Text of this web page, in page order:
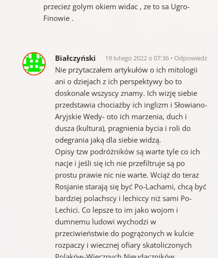
przeciez golym okiem widac , ze to sa Ugro-
Finowie .
Białczyński 19 lutego 2022 o 07:36 Odpowiedz
Nie przytaczałem artykułów o ich mitologii
ani o dziejach z ich perspektywy bo to
doskonale wszyscy znamy. Ich wizję siebie
przedstawia chociażby ich inglizm i Słowiano-
Aryjskie Wedy- oto ich marzenia, duch i
dusza (kultura), pragnienia bycia i roli do
odegrania jaką dla siebie widzą.
Opisy tzw podróżników są warte tyle co ich
nacje i jeśli się ich nie przefiltruje są po
prostu prawie nic nie warte. Wciąż do teraz
Rosjanie starają się być Po-Lachami, chcą być
bardziej polachscy i lechiccy niż sami Po-
Lechici. Co lepsze to im jako wojom i
dumnemu ludowi wychodzi w
przeciwieństwie do pogrążonych w kulcie
rozpaczy i wiecznej ofiary skatoliczonych